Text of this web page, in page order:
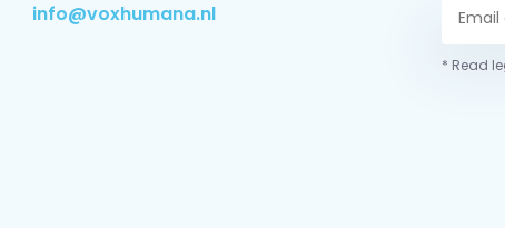
info@voxhumana.nl
* Read